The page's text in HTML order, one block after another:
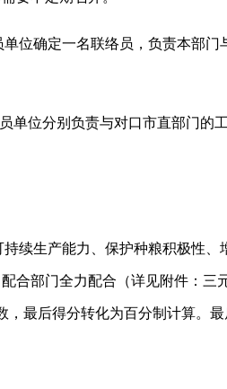
单位确定一名联络员，负责本部
单位分别负责与对口市直部门
续生产能力、保护种粮积极性
合部门全力配合（详见附件：
最后得分转化为百分制计算。最